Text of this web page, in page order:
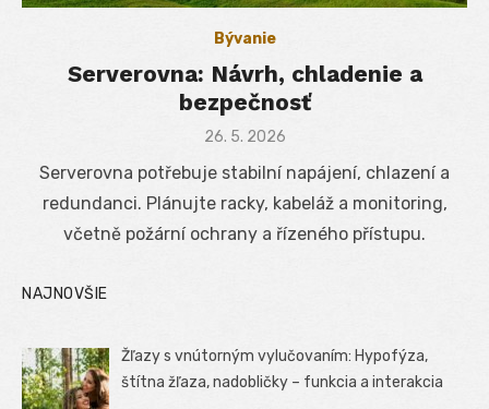
Bývanie
Serverovna: Návrh, chladenie a
bezpečnosť
Posted
26. 5. 2026
Serverovna potřebuje stabilní napájení, chlazení a
redundanci. Plánujte racky, kabeláž a monitoring,
včetně požární ochrany a řízeného přístupu.
NAJNOVŠIE
Žľazy s vnútorným vylučovaním: Hypofýza,
štítna žľaza, nadobličky – funkcia a interakcia